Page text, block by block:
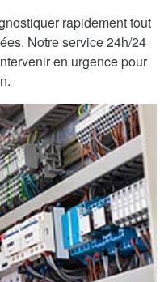
rapidement tout
Notre service 24h/24
en urgence pour